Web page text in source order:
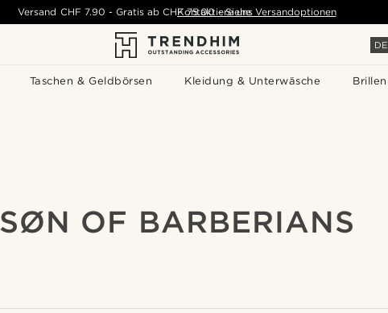
DE
Taschen & Geldbörsen Kleidung & Unterwäsche Brillen
Versand CHF 7.90 - Gratis ab CHF 75.00 - Siehe Versandoptionen
Kontaktiere uns
SØN OF BARBERIANS